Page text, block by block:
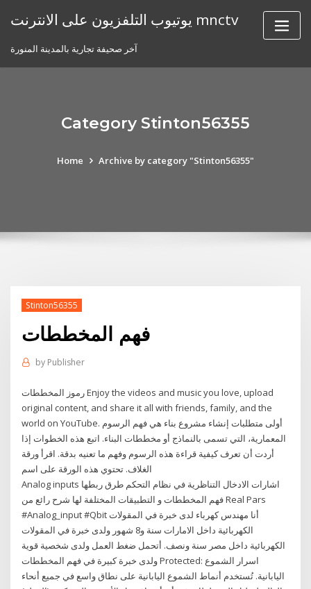
يوتيوب التلفزيون على الانترنت mnctv
آخر صحيفة تجارية بالمدينة المنورة
Category Stinton56355
Home Archive by category "Stinton56355"
Stinton56355
فهم المخططات
by Publisher
رموز المخططات Enjoy the videos and music you love, upload
original content, and share it all with friends, family, and the
world on YouTube. أولى متطلبات إنشاء مشروع بناء هي فهم الرسوم
المعمارية، التي تسمى بالنماذج أو مخططات البناء. اتبع هذه الخطوات إذا
أردت أن تعرف كيفية قراءة هذه الرسوم وفهم ما تعنيه بدقة. اقرأ ورقة
الغلاف. تحتوي هذه الورقة على اسم
Analog inputs اشارات الادخال التناظرية في نظام التحكم طرق ربطها
فهم المخططات و التطبيقات المختلفة لها شرح رائع من Real Pars
#Analog_input #Qbit أنا مهندس كهرباء لدى خبرة في المقولات
الكهربائية داخل الامارات سنة و8 شهور ولدى خبرة في المقولات
الكهربائية داخل مصر سنة ونصف. أتحمل ضغط العمل ولدى شخصية قوية
ولدى خبرة كبيرة في فهم المخططات Protected: اسرار الشموع
اليابانية. تُستخدم أنماط الشموع اليابانية على نطاق واسع في جميع أنحاء